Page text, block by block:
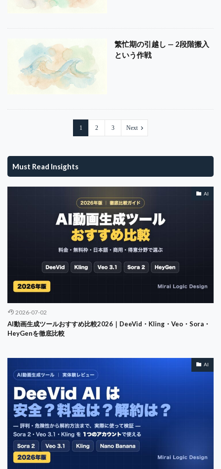
繁忙期の引越し — 2段階搬入
という作戦
1 2 3 Next
Must Read Insights
AI
2026-07-02
AI動画生成ツールおすすめ比較2026｜DeeVid・Kling・Veo・Sora・
HeyGenを徹底比較
AI